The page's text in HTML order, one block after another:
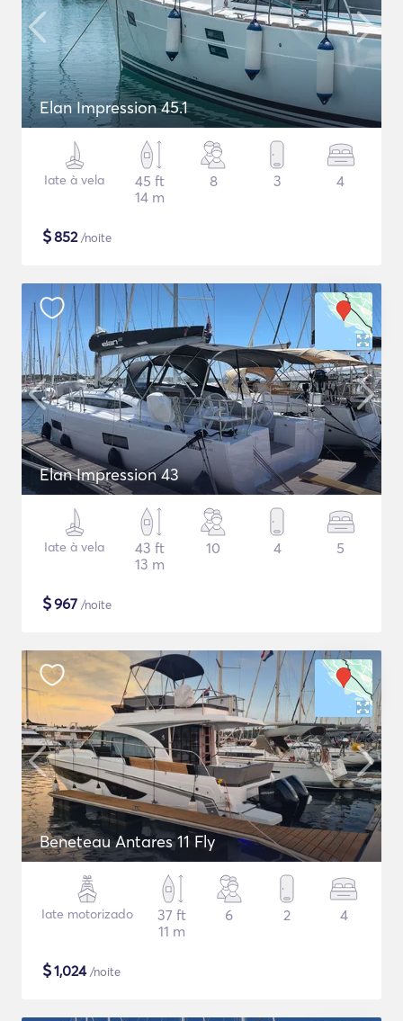
Elan Impression 45.1
Iate à vela
45 ft
14 m
8 3 4
$852/noite
Elan Impression 43
Iate à vela
43 ft
13 m
10 4 5
$967 /noite
Beneteau Antares 11 Fly
Iate motorizado
37 ft
11 m
6 2 4
$1,024/noite